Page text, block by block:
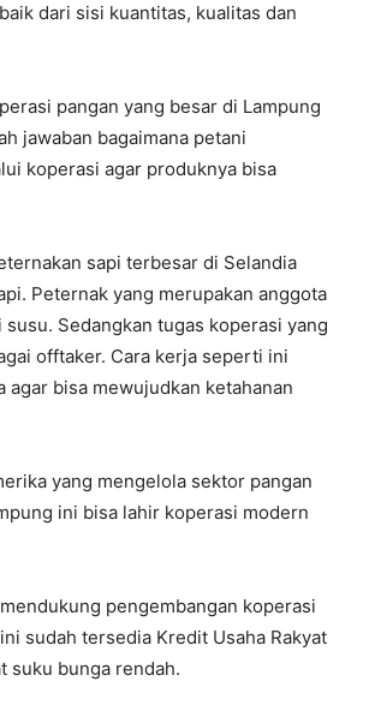
dari sisi kuantitas, kualitas dan
pangan yang besar di Lampung
jawaban bagaimana petani
koperasi agar produknya bisa
sapi terbesar di Selandia
Peternak yang merupakan anggota
Sedangkan tugas koperasi yang
offtaker. Cara kerja seperti ini
bisa mewujudkan ketahanan
yang mengelola sektor pangan
ini bisa lahir koperasi modern
pengembangan koperasi
sudah tersedia Kredit Usaha Rakyat
suku bunga rendah.